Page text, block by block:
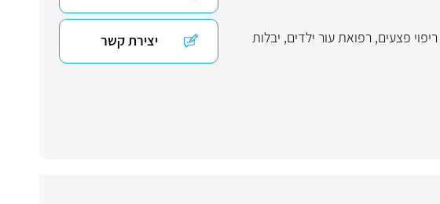
ריפוי פצעים, רפואת עור ילדים, יבלות
יצירת קשר